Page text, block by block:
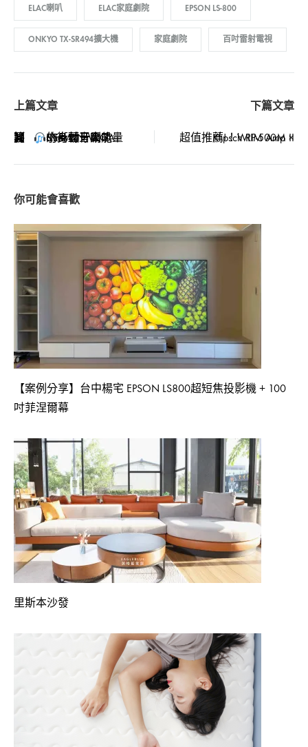
ELAC喇叭 ELAC家庭劇院 EPSON LS-800
ONKYO TX-SR494擴大機 家庭劇院 百吋雷射電視
Post
navigation
【簡易評測】 CERWIN VEGA Mini 藍牙喇叭｜小身材，大能量的街頭音霸？ 超值推薦!！WIIM Amp × Klipsch RP-500M II
【案例分享】台中楊宅 EPSON LS800超短焦投影機 + 100
吋菲涅爾幕
里斯本沙發